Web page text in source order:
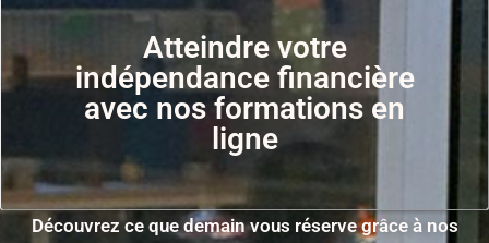
Atteindre votre
indépendance financière
avec nos formations en
ligne
Découvrez ce que demain vous réserve grâce à nos